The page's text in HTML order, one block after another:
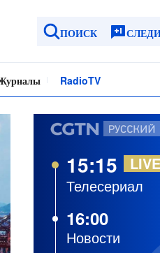
ПОИСК
RadioTV
15:15
LIVE
Телесериал
16:00
Новости